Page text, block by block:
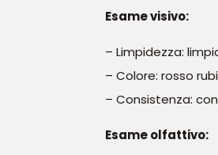
Esame visivo:
– Limpidezza:
– Colore: rosso
– Consistenza:
Esame olfattivo: